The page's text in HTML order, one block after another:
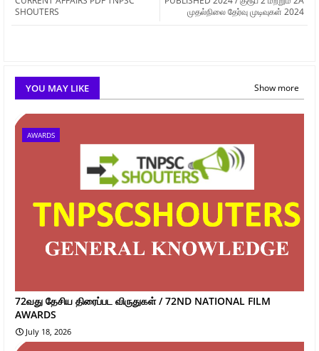
முதல்நிலை தேர்வு முடிவுகள் 2024
SHOUTERS
YOU MAY LIKE Show more
AWARDS
72வது தேசிய திரைப்பட விருதுகள் / 72ND NATIONAL FILM
AWARDS
July 18, 2026